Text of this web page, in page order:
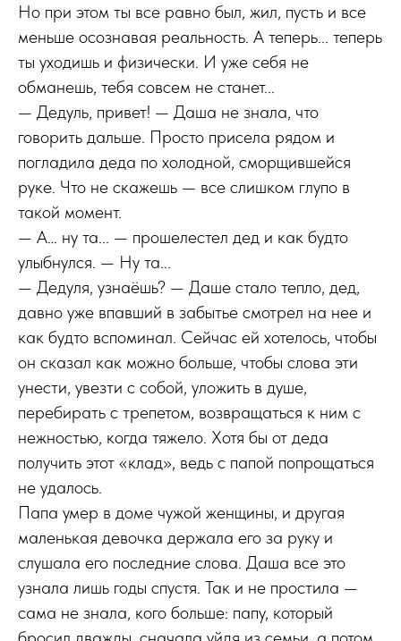
Но при этом ты все равно был, жил, пусть и все
меньше осознавая реальность. А теперь... теперь
ты уходишь и физически. И уже себя не
обманешь, тебя совсем не станет...
— Дедуль, привет! — Даша не знала, что
говорить дальше. Просто присела рядом и
погладила деда по холодной, сморщившейся
руке. Что не скажешь — все слишком глупо в
такой момент.
— А… ну та... — прошелестел дед и как будто
улыбнулся. — Ну та...
— Дедуля, узнаёшь? — Даше стало тепло, дед,
давно уже впавший в забытье смотрел на нее и
как будто вспоминал. Сейчас ей хотелось, чтобы
он сказал как можно больше, чтобы слова эти
унести, увезти с собой, уложить в душе,
перебирать с трепетом, возвращаться к ним с
нежностью, когда тяжело. Хотя бы от деда
получить этот «клад», ведь с папой попрощаться
не удалось.
Папа умер в доме чужой женщины, и другая
маленькая девочка держала его за руку и
слушала его последние слова. Даша все это
узнала лишь годы спустя. Так и не простила —
сама не знала, кого больше: папу, который